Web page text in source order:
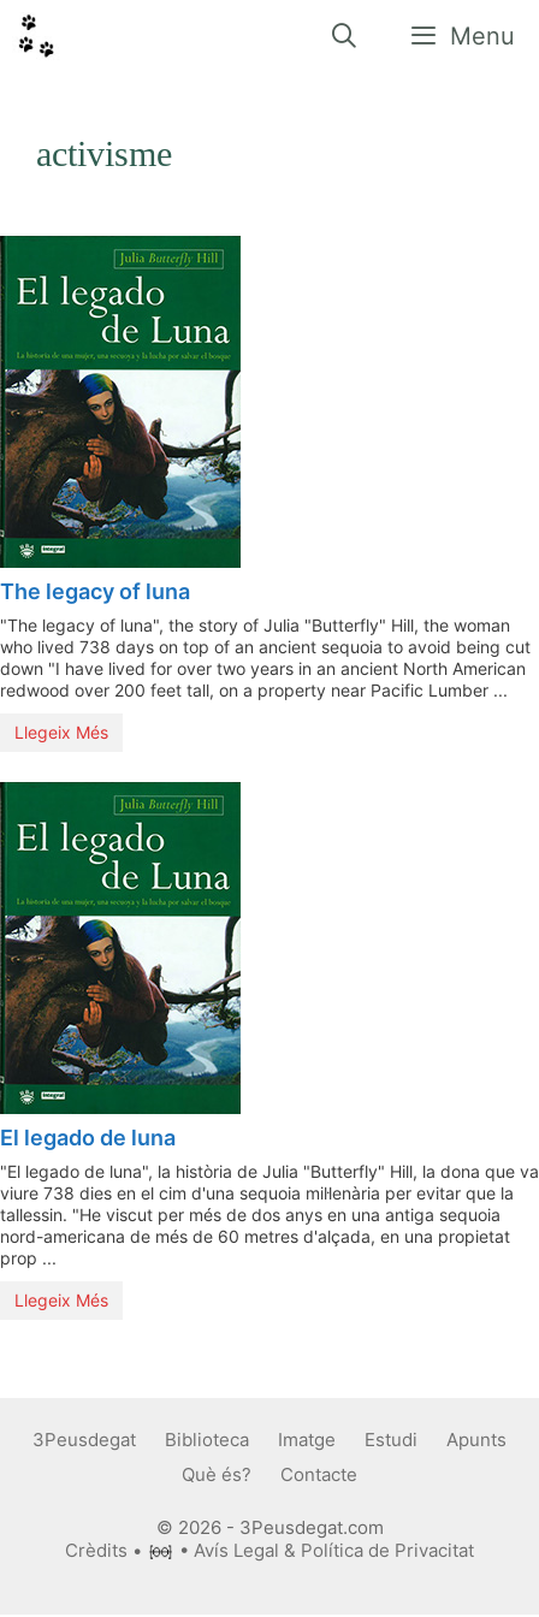
contingut
Menu
activisme
The legacy of luna
"The legacy of luna", the story of Julia "Butterfly" Hill, the woman
who lived 738 days on top of an ancient sequoia to avoid being cut
down "I have lived for over two years in an ancient North American
redwood over 200 feet tall, on a property near Pacific Lumber ...
Llegeix Més
El legado de luna
"El legado de luna", la història de Julia "Butterfly" Hill, la dona que va
viure 738 dies en el cim d'una sequoia mil·lenària per evitar que la
tallessin. "He viscut per més de dos anys en una antiga sequoia
nord-americana de més de 60 metres d'alçada, en una propietat
prop ...
Llegeix Més
3Peusdegat Biblioteca Imatge Estudi
Apunts
Què és?
Contacte
© 2026 - 3Peusdegat.com
Crèdits • •Avís Legal & Política de Privacitat